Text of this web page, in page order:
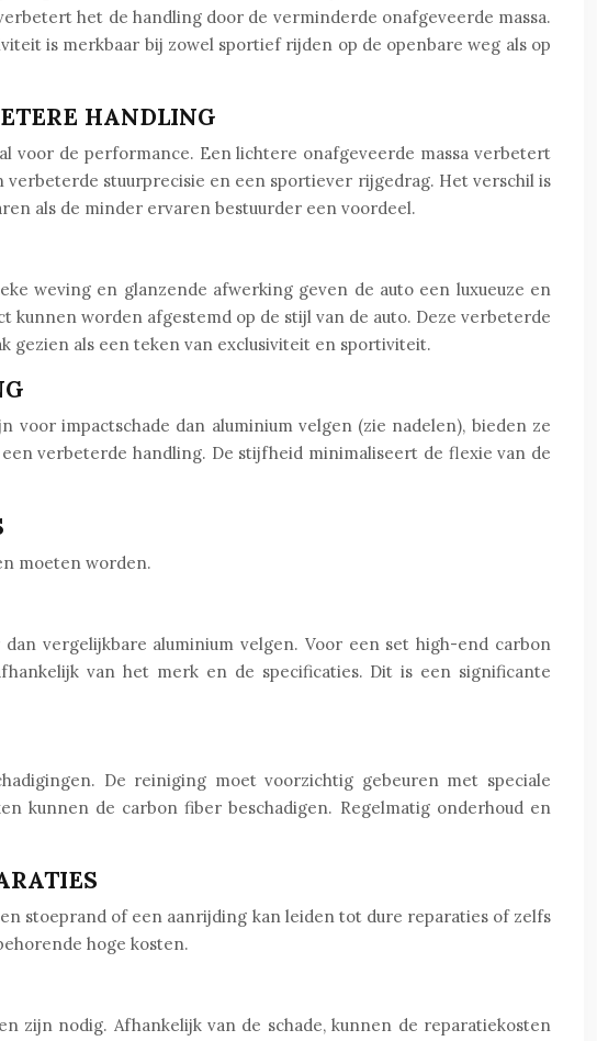
het de handling door de verminderde onafgeveerde massa.
is merkbaar bij zowel sportief rijden op de openbare weg als op
HANDLING
voor de performance. Een lichtere onafgeveerde massa verbetert
stuurprecisie en een sportiever rijgedrag. Het verschil is
als de minder ervaren bestuurder een voordeel.
weving en glanzende afwerking geven de auto een luxueuze en
worden afgestemd op de stijl van de auto. Deze verbeterde
gezien als een teken van exclusiviteit en sportiviteit.
impactschade dan aluminium velgen (zie nadelen), bieden ze
verbeterde handling. De stijfheid minimaliseert de flexie van de
moeten worden.
vergelijkbare aluminium velgen. Voor een set high-end carbon
van het merk en de specificaties. Dit is een significante
De reiniging moet voorzichtig gebeuren met speciale
kunnen de carbon fiber beschadigen. Regelmatig onderhoud en
stoeprand of een aanrijding kan leiden tot dure reparaties of zelfs
hoge kosten.
zijn nodig. Afhankelijk van de schade, kunnen de reparatiekosten